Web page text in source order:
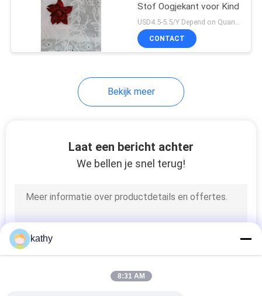
geplooide kantstof
Gekleurde
Borduurwerkstof
Stof Oogjekant voor Kind
USD4.5-5.5/Y Depend on Quanity MOQ:10yards
CONTACT
Bekijk meer
Laat een bericht achter
We bellen je snel terug!
kathy
8:31 AM